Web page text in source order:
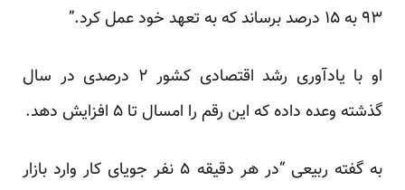
۹۳ به ۱۵ درصد برساند که به تعهد خود عمل کرد.”
او با یادآوری رشد اقتصادی کشور ۲ درصدی در سال
گذشته وعده داده که این رقم را امسال تا ۵ افزایش دهد.
به گفته ربیعی “در هر دقیقه ۵ نفر جویای کار وارد بازار